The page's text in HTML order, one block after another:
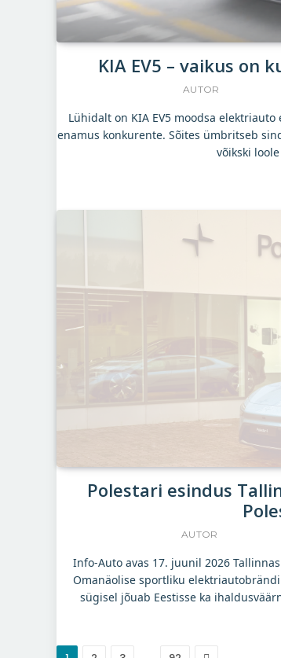
KIA EV5 – vaikus on
AUTOR
Lühidalt on KIA EV5 moodsa
enamus konkurente. Sõites ümbritseb
võikski
Polestari esindus
AUTOR
Info-Auto avas 17. juunil 2026
Omanäolise sportliku
sügisel jõuab Eestisse ka